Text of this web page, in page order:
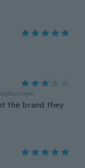
the brand they